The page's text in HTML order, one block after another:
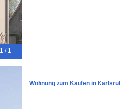
1 / 1
Wohnung zum Kaufen in